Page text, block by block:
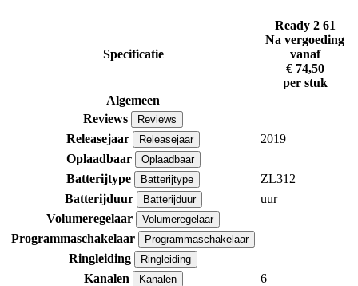
Specificatie
Ready 2 61
Na vergoeding
vanaf
€ 74,50
per stuk
Algemeen
Reviews
Reviews
Releasejaar Releasejaar
2019
Oplaadbaar
Oplaadbaar
Batterijtype Batterijtype
ZL312
Batterijduur
Batterijduur
uur
Volumeregelaar
Volumeregelaar
Programmaschakelaar Programmaschakelaar
Ringleiding Ringleiding
Kanalen Kanalen
6